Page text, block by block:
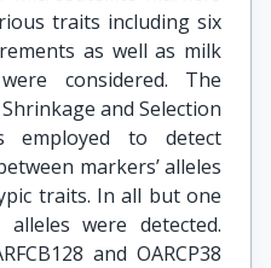
traits including six
as well as milk
considered. The
and Selection
employed to detect
markers’ alleles
traits. In all but one
were detected.
and OARCP38